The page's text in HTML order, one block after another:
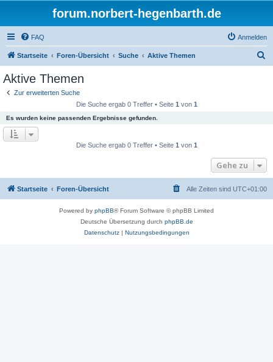
forum.norbert-hegenbarth.de
FAQ Anmelden
Startseite Foren-Übersicht Suche Aktive Themen
Aktive Themen
Zur erweiterten Suche
Die Suche ergab 0 Treffer • Seite 1 von 1
Es wurden keine passenden Ergebnisse gefunden.
Die Suche ergab 0 Treffer • Seite 1 von 1
Gehe zu
Startseite Foren-Übersicht Alle Zeiten sind UTC+01:00
Powered by phpBB® Forum Software © phpBB Limited
Deutsche Übersetzung durch phpBB.de
Datenschutz| Nutzungsbedingungen